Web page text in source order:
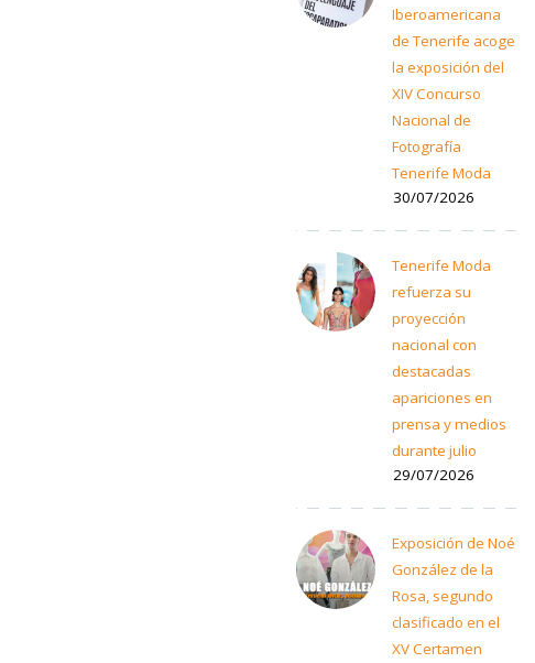
Iberoamericana
de Tenerife acoge
la exposición del
XIV Concurso
Nacional de
Fotografía
Tenerife Moda
30/07/2026
Tenerife Moda
refuerza su
proyección
nacional con
destacadas
apariciones en
prensa y medios
durante julio
29/07/2026
Exposición de Noé
González de la
Rosa, segundo
clasificado en el
XV Certamen